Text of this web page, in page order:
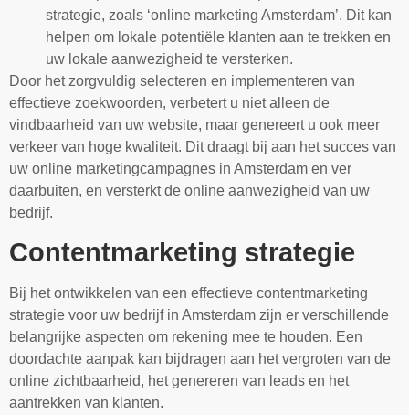
strategie, zoals ‘online marketing Amsterdam’. Dit kan
helpen om lokale potentiële klanten aan te trekken en
uw lokale aanwezigheid te versterken.
Door het zorgvuldig selecteren en implementeren van
effectieve zoekwoorden, verbetert u niet alleen de
vindbaarheid van uw website, maar genereert u ook meer
verkeer van hoge kwaliteit. Dit draagt bij aan het succes van
uw online marketingcampagnes in Amsterdam en ver
daarbuiten, en versterkt de online aanwezigheid van uw
bedrijf.
Contentmarketing strategie
Bij het ontwikkelen van een effectieve contentmarketing
strategie voor uw bedrijf in Amsterdam zijn er verschillende
belangrijke aspecten om rekening mee te houden. Een
doordachte aanpak kan bijdragen aan het vergroten van de
online zichtbaarheid, het genereren van leads en het
aantrekken van klanten.